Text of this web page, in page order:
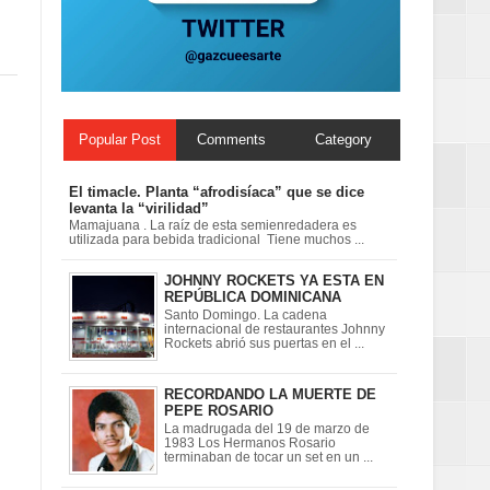
Popular Post Comments Category
El timacle. Planta “afrodisíaca” que se dice
levanta la “virilidad”
Mamajuana . La raíz de esta semienredadera es
utilizada para bebida tradicional Tiene muchos ...
JOHNNY ROCKETS YA ESTA EN
REPÚBLICA DOMINICANA
Santo Domingo. La cadena
internacional de restaurantes Johnny
Rockets abrió sus puertas en el ...
RECORDANDO LA MUERTE DE
PEPE ROSARIO
La madrugada del 19 de marzo de
1983 Los Hermanos Rosario
terminaban de tocar un set en un ...